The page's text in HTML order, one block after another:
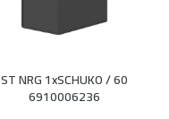
ST NRG 1xSCHUKO / 60
6910006236